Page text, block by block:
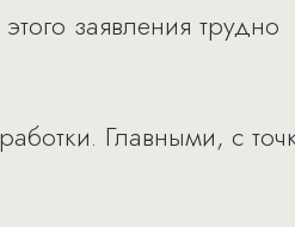
заявления трудно
Главными, с